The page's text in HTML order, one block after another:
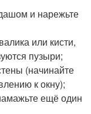
и нарежьте
или кисти,
пузыри;
(начинайте
к окну);
ещё один